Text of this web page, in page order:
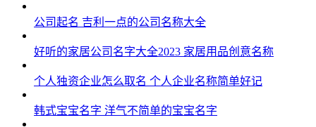
公司起名 吉利一点的公司名称大全
好听的家居公司名字大全2023 家居用品创意名称
个人独资企业怎么取名 个人企业名称简单好记
韩式宝宝名字 洋气不简单的宝宝名字